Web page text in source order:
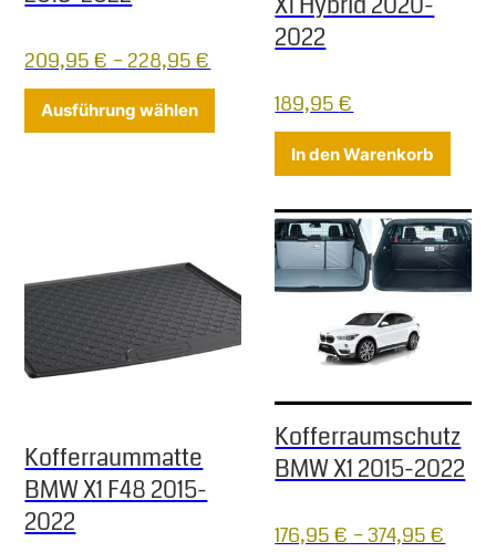
209,95€ –228,95€
Ausführung wählen Dieses Produkt weist mehrere
2022
189,95€
In den Warenkorb
Kofferraummatte
BMW X1 F48 2015-
2022
Kofferraumschutz
BMW X1 2015-2022
176,95€–374,95€